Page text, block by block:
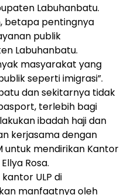
Labuhanbatu.
betapa pentingnya
publik
Labuhanbatu.
masyarakat yang
seperti imigrasi”.
dan sekitarnya tidak
terlebih bagi
ibadah haji dan
kerjasama dengan
untuk mendirikan Kantor
Rosa.
ULP di
manfaatnya oleh